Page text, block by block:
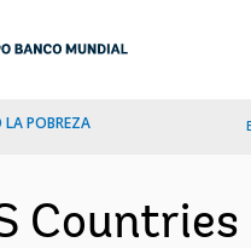
POBREZA
Countries